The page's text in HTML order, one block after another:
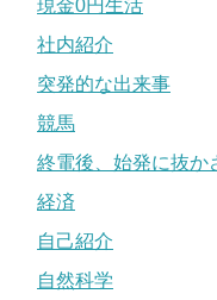
現金0円生活
社内紹介
突発的な出来事
競馬
終電後、始発に抜か
経済
自己紹介
自然科学